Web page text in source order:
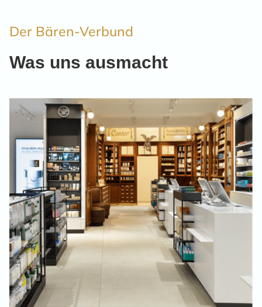
Der Bären-Verbund
Was uns ausmacht